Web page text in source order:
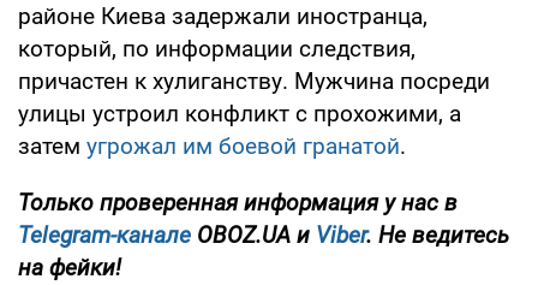
районе Киева задержали иностранца,
который, по информации следствия,
причастен к хулиганству. Мужчина посреди
улицы устроил конфликт с прохожими, а
затем угрожал им боевой гранатой.
Только проверенная информация у нас в
Telegram-канале OBOZ.UA и Viber. Не ведитесь
на фейки!